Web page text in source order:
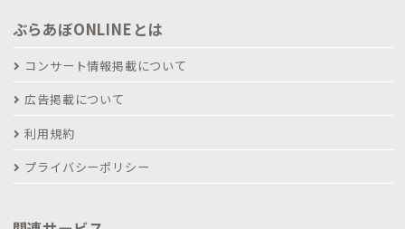
ぶらあぼONLINEとは
コンサート情報掲載について
広告掲載について
利用規約
プライバシーポリシー